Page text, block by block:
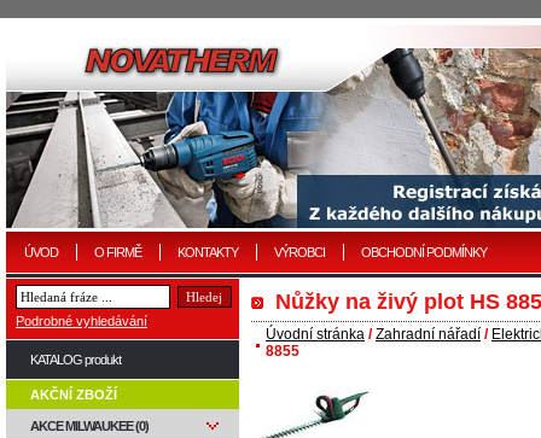
ÚVOD O FIRMĚ KONTAKTY VÝROBCI OBCHODNÍ PODMÍNKY
Nůžky na živý plot HS
Úvodní stránka /Zahradní nářadí /
8855
Podrobné vyhledávání
KATALOG produkt
AKČNÍ ZBOŽÍ
AKCE MILWAUKEE (0)